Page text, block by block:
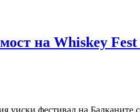
на Whiskey Fest
уиски фестивал на